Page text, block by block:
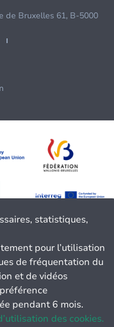
de Bruxelles 61, B-5000
statistiques,
pour l’utilisation
de fréquentation du
et de vidéos
pendant 6 mois.
des cookies.